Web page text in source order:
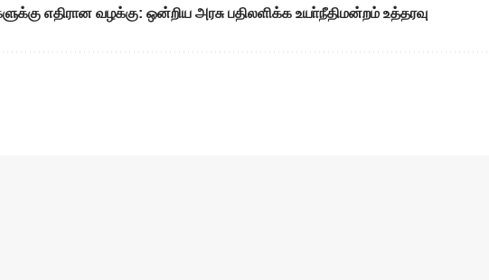
எதிரான வழக்கு: ஒன்றிய அரசு பதிலளிக்க உயா்நீதிமன்றம் உத்தரவு